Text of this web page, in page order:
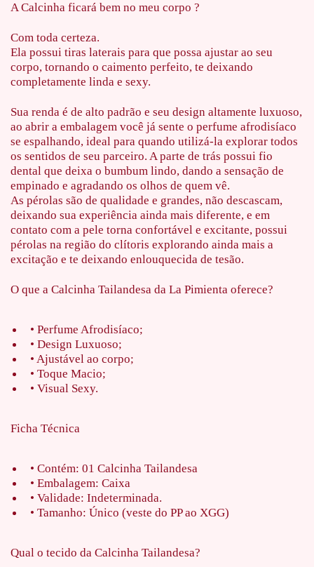
A Calcinha ficará bem no meu corpo ?
Com toda certeza.
Ela possui tiras laterais para que possa ajustar ao seu
corpo, tornando o caimento perfeito, te deixando
completamente linda e sexy.
Sua renda é de alto padrão e seu design altamente luxuoso,
ao abrir a embalagem você já sente o perfume afrodisíaco
se espalhando, ideal para quando utilizá-la explorar todos
os sentidos de seu parceiro. A parte de trás possui fio
dental que deixa o bumbum lindo, dando a sensação de
empinado e agradando os olhos de quem vê.
As pérolas são de qualidade e grandes, não descascam,
deixando sua experiência ainda mais diferente, e em
contato com a pele torna confortável e excitante, possui
pérolas na região do clítoris explorando ainda mais a
excitação e te deixando enlouquecida de tesão.
O que a Calcinha Tailandesa da La Pimienta oferece?
• Perfume Afrodisíaco;
• Design Luxuoso;
• Ajustável ao corpo;
• Toque Macio;
• Visual Sexy.
Ficha Técnica
• Contém: 01 Calcinha Tailandesa
• Embalagem: Caixa
• Validade: Indeterminada.
• Tamanho: Único (veste do PP ao XGG)
Qual o tecido da Calcinha Tailandesa?